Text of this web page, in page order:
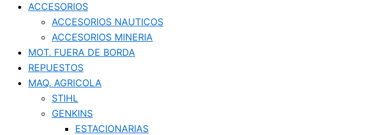
ACCESORIOS
ACCESORIOS NAUTICOS
ACCESORIOS MINERIA
MOT. FUERA DE BORDA
REPUESTOS
MAQ. AGRICOLA
STIHL
GENKINS
ESTACIONARIAS